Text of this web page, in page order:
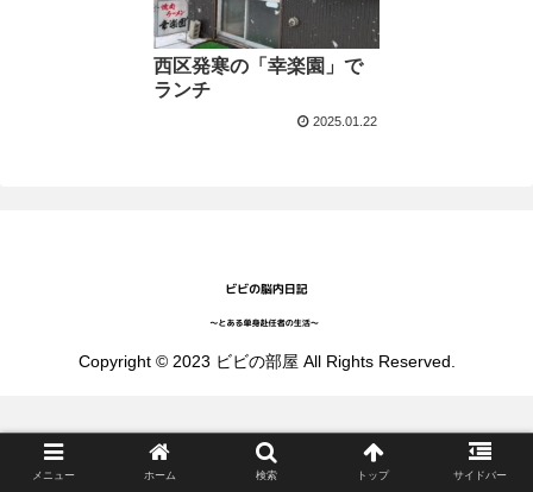
西区発寒の「幸楽園」で
ランチ
2025.01.22
Copyright © 2023 ビビの部屋 All Rights Reserved.
メニュー ホーム 検索 トップ サイドバー